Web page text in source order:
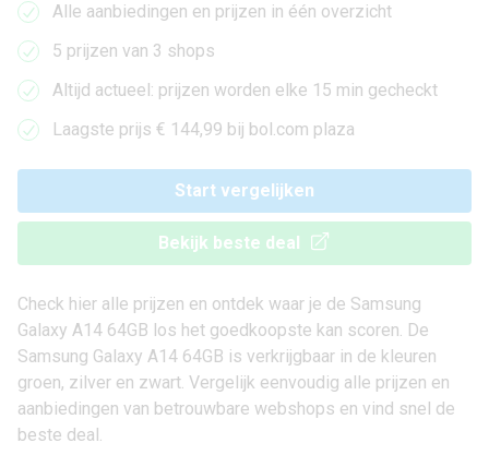
Alle aanbiedingen en prijzen in één overzicht
5 prijzen van 3 shops
Altijd actueel: prijzen worden elke 15 min gecheckt
Laagste prijs € 144,99 bij bol.com plaza
Start vergelijken
Bekijk beste deal
Check hier alle prijzen en ontdek waar je de Samsung
Galaxy A14 64GB los het goedkoopste kan scoren. De
Samsung Galaxy A14 64GB is verkrijgbaar in de kleuren
groen, zilver en zwart. Vergelijk eenvoudig alle prijzen en
aanbiedingen van betrouwbare webshops en vind snel de
beste deal.